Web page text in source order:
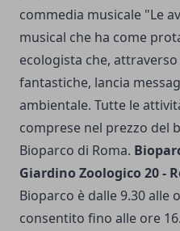
commedia musicale "Le
musical che ha come
ecologista che,
fantastiche, lancia
ambientale. Tutte le
comprese nel prezzo del
Bioparco di Roma.
Giardino Zoologico 20 -
Bioparco è dalle 9.30 alle
consentito fino alle ore